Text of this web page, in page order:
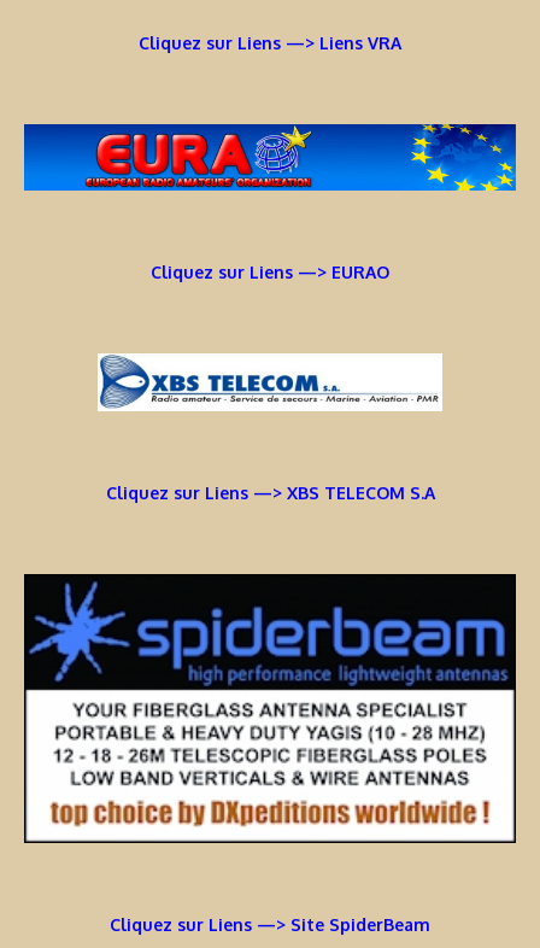
Cliquez sur Liens —> Liens VRA
Cliquez sur Liens —> EURAO
Cliquez sur Liens —> XBS TELECOM S.A
Cliquez sur Liens —> Site SpiderBeam